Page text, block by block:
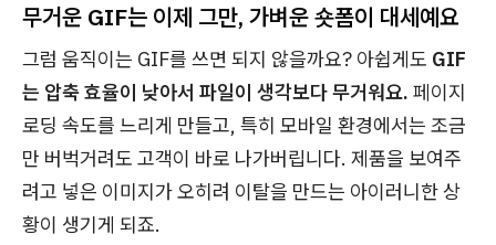
무거운 GIF는 이제 그만, 가벼운 숏폼이 대세예요
그럼 움직이는 GIF를 쓰면 되지 않을까요? 아쉽게도 GIF
는 압축 효율이 낮아서 파일이 생각보다 무거워요. 페이지
로딩 속도를 느리게 만들고, 특히 모바일 환경에서는 조금
만 버벅거려도 고객이 바로 나가버립니다. 제품을 보여주
려고 넣은 이미지가 오히려 이탈을 만드는 아이러니한 상
황이 생기게 되죠.